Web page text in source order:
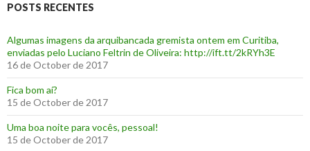
POSTS RECENTES
Algumas imagens da arquibancada gremista ontem em Curitiba,
enviadas pelo Luciano Feltrin de Oliveira: http://ift.tt/2kRYh3E
16 de October de 2017
‪Fica bom aí?‬
15 de October de 2017
Uma boa noite para vocês, pessoal!
15 de October de 2017